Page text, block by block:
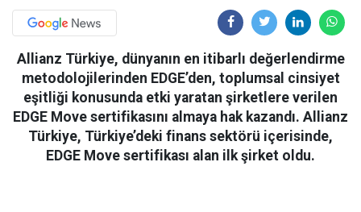
Allianz Türkiye, dünyanın en itibarlı değerlendirme
metodolojilerinden EDGE’den, toplumsal cinsiyet
eşitliği konusunda etki yaratan şirketlere verilen
EDGE Move sertifikasını almaya hak kazandı. Allianz
Türkiye, Türkiye’deki finans sektörü içerisinde,
EDGE Move sertifikası alan ilk şirket oldu.